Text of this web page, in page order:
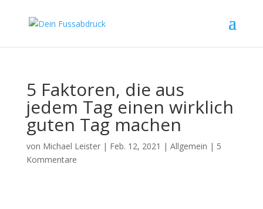
5 Faktoren, die aus
jedem Tag einen wirklich
guten Tag machen
von Michael Leister| Feb. 12, 2021 | Allgemein | 5
Kommentare